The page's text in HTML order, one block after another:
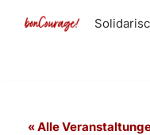
« Alle